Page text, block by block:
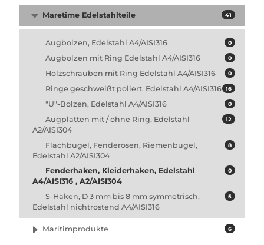
41
Maretime Edelstahlteile
0
Augbolzen, Edelstahl A4/AISI316
0
Augbolzen mit Ring Edelstahl A4/AISI316
0
Holzschrauben mit Ring Edelstahl A4/AISI316
16
Ringe geschweißt poliert, Edelstahl A4/AISI316
0
"U"-Bolzen, Edelstahl A4/AISI316
12
Augplatten mit / ohne Ring, Edelstahl
A2/AISI304
8
Flachbügel, Fenderösen, Riemenbügel,
Edelstahl A2/AISI304
0
Fenderhaken, Kleiderhaken, Edelstahl
A4/AISI316 , A2/AISI304
5
S-Haken, D 3 mm bis 8 mm symmetrisch,
Edelstahl nichtrostend A4/AISI316
6
Maritimprodukte